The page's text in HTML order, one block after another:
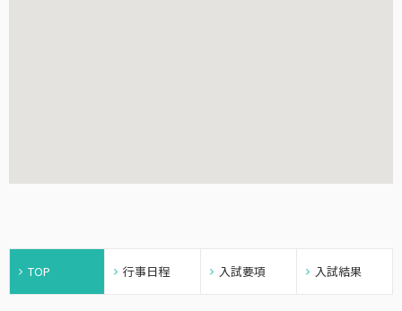
TOP 行事日程 入試要項 入試結果